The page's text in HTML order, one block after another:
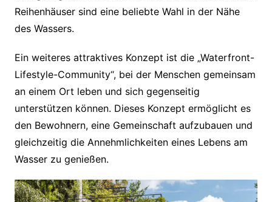
Reihenhäuser sind eine beliebte Wahl in der Nähe
des Wassers.
Ein weiteres attraktives Konzept ist die „Waterfront-
Lifestyle-Community“, bei der Menschen gemeinsam
an einem Ort leben und sich gegenseitig
unterstützen können. Dieses Konzept ermöglicht es
den Bewohnern, eine Gemeinschaft aufzubauen und
gleichzeitig die Annehmlichkeiten eines Lebens am
Wasser zu genießen.